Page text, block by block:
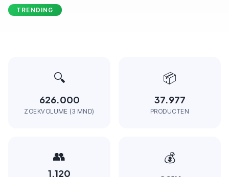
TRENDING
🔍
626.000
ZOEKVOLUME (3 MND)
📦
37.977
PRODUCTEN
👥
1.120
💰